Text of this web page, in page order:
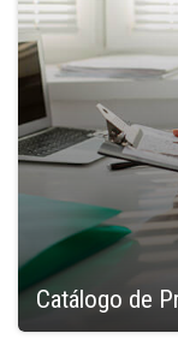
Catálogo de